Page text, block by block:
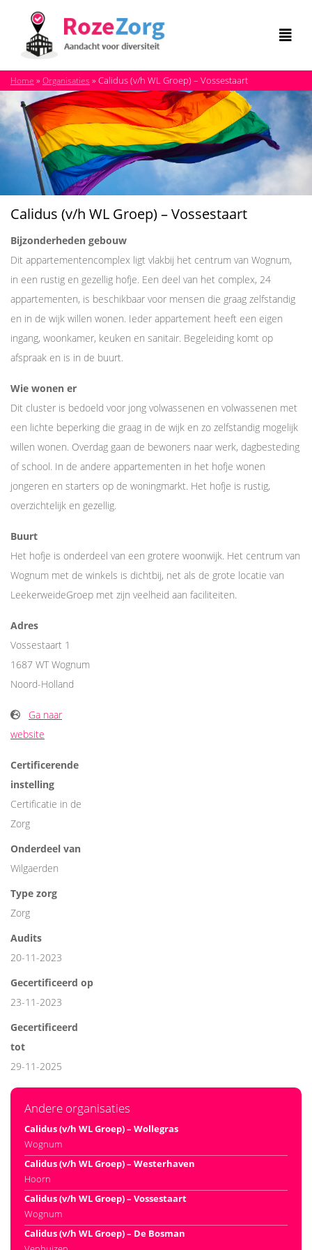
Home » Organisaties » Calidus (v/h WL Groep) – Vossestaart
Calidus (v/h WL Groep) – Vossestaart
Bijzonderheden gebouw
Dit appartementencomplex ligt vlakbij het centrum van Wognum,
in een rustig en gezellig hofje. Een deel van het complex, 24
appartementen, is beschikbaar voor mensen die graag zelfstandig
en in de wijk willen wonen. Ieder appartement heeft een eigen
ingang, woonkamer, keuken en sanitair. Begeleiding komt op
afspraak en is in de buurt.
Wie wonen er
Dit cluster is bedoeld voor jong volwassenen en volwassenen met
een lichte beperking die graag in de wijk en zo zelfstandig mogelijk
willen wonen. Overdag gaan de bewoners naar werk, dagbesteding
of school. In de andere appartementen in het hofje wonen
jongeren en starters op de woningmarkt. Het hofje is rustig,
overzichtelijk en gezellig.
Buurt
Het hofje is onderdeel van een grotere woonwijk. Het centrum van
Wognum met de winkels is dichtbij, net als de grote locatie van
LeekerweideGroep met zijn veelheid aan faciliteiten.
Adres
Vossestaart 1
1687 WT Wognum
Noord-Holland
Ga naar
website
Certificerende
instelling
Certificatie in de
Zorg
Onderdeel van
Wilgaerden
Type zorg
Zorg
Audits
20-11-2023
Gecertificeerd op
23-11-2023
Gecertificeerd
tot
29-11-2025
Andere organisaties
Calidus (v/h WL Groep) – Wollegras
Wognum
Calidus (v/h WL Groep) – Westerhaven
Hoorn
Calidus (v/h WL Groep) – Vossestaart
Wognum
Calidus (v/h WL Groep) – De Bosman